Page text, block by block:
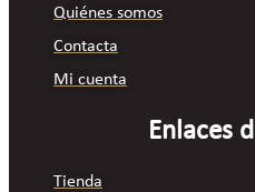
Quiénes somos
Contacta
Mi cuenta
Enlaces
Tienda